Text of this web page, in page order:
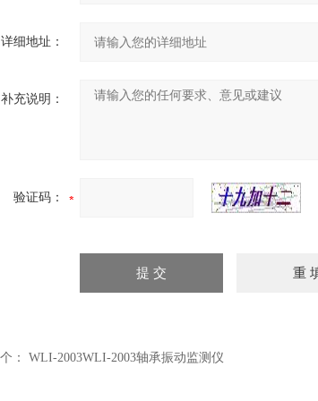
详细地址：
补充说明：
验证码：
： WLI-2003WLI-2003轴承振动监测仪